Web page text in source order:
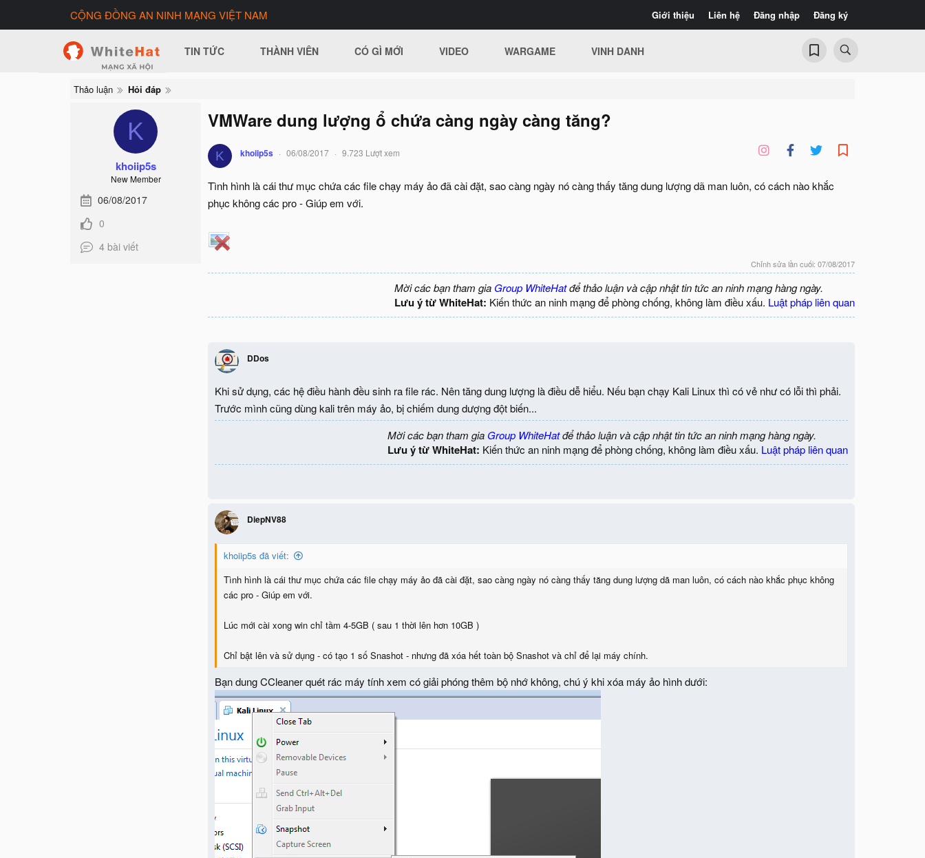
Giới thiệu Liên hệ Đăng nhập Đăng ký
CỘNG ĐỒNG AN NINH MẠNG VIỆT NAM
TIN TỨC THÀNH VIÊN CÓ GÌ MỚI VIDEO WARGAME VINH DANH
Thảo luận Hỏi đáp
K
khoiip5s
New Member
06/08/2017
0
4 bài viết
VMWare dung lượng ổ chứa càng ngày càng tăng?
K khoiip5s 06/08/2017 9.723 Lượt xem
Tình hình là cái thư mục chứa các file chạy máy ảo đã cài đặt, sao càng ngày nó càng thấy tăng dung lượng dã man luôn, có cách nào khắc
phục không các pro - Giúp em với.
Chỉnh sửa lần cuối: 07/08/2017
Mời các bạn tham gia Group WhiteHatđể thảo luận và cập nhật tin tức an ninh mạng hàng ngày.
Lưu ý từ WhiteHat: Kiến thức an ninh mạng để phòng chống, không làm điều xấu. Luật pháp liên quan
DDos
Khi sử dụng, các hệ điều hành đều sinh ra file rác. Nên tăng dung lượng là điều dễ hiểu. Nếu bạn chạy Kali Linux thì có vẻ như có lỗi thì phải.
Trước mình cũng dùng kali trên máy ảo, bị chiếm dung dượng đột biến...
Mời các bạn tham gia Group WhiteHatđể thảo luận và cập nhật tin tức an ninh mạng hàng ngày.
Lưu ý từ WhiteHat: Kiến thức an ninh mạng để phòng chống, không làm điều xấu. Luật pháp liên quan
DiepNV88
khoiip5s đã viết:
Tình hình là cái thư mục chứa các file chạy máy ảo đã cài đặt, sao càng ngày nó càng thấy tăng dung lượng dã man luôn, có cách nào khắc phục không
các pro - Giúp em với.
Lúc mới cài xong win chỉ tầm 4-5GB ( sau 1 thời lên hơn 10GB )
Chỉ bật lên và sử dụng - có tạo 1 số Snashot - nhưng đã xóa hết toàn bộ Snashot và chỉ để lại máy chính.
Bạn dung CCleaner quét rác máy tính xem có giải phóng thêm bộ nhớ không, chú ý khi xóa máy ảo hình dưới: